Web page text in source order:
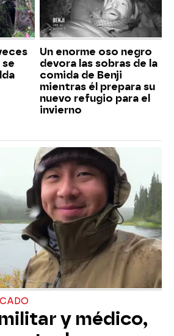
se
Un enorme oso negro
devora las sobras de la
comida de Benji
mientras él prepara su
nuevo refugio para el
invierno
y médico,